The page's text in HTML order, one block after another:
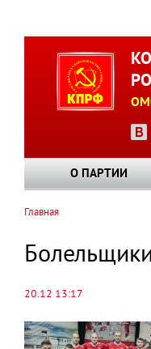
О ПАРТИИ
навигации
Главная
20.12 13:17